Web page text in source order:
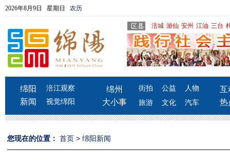
2026年8月9日 星期日 农历
涪城 游仙 安州 江油 三台
绵阳
新闻
涪江观察
视觉绵阳
绵州
大小事
街拍 公益
人物
旅游
文化 汽车
互
热
您现在的位置： 首页 > 绵阳新闻